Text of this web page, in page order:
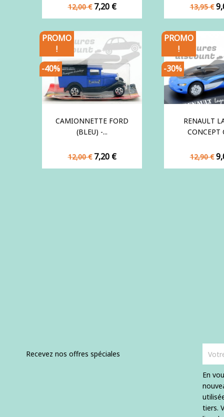
Prix
de
12,00 € Prix
7,20 €
Prix
de
13,95 €
CAMIONNETTE FORD
(BLEU) -...
Prix
de
12,00 € Prix
7,20 €
PROMO
!
-40%
RENAULT
CONCEPT
Prix
de
12,90 €
PROMO
!
-30%
Recevez nos offres spéciales
En
tiers.